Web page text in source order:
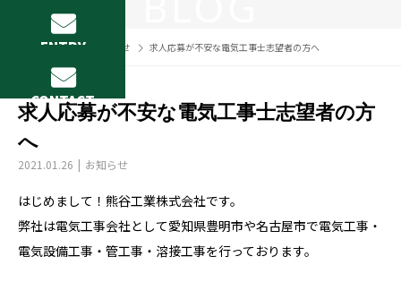
ENTRY
CONTACT
BLOG お知らせ 求人応募が不安な電気工事士志望者の方へ
求人応募が不安な電気工事士志望者の方
へ
2021.01.26 お知らせ
はじめまして！熊谷工業株式会社です。
弊社は電気工事会社として愛知県豊明市や名古屋市で電気工事・
電気設備工事・管工事・溶接工事を行っております。